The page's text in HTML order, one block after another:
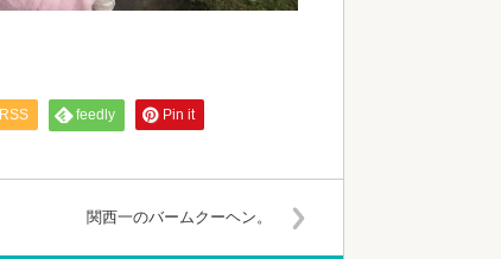
RSS feedly Pin it
関西一のバームクーヘン。